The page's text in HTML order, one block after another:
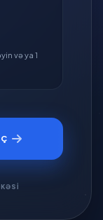
və ya 1